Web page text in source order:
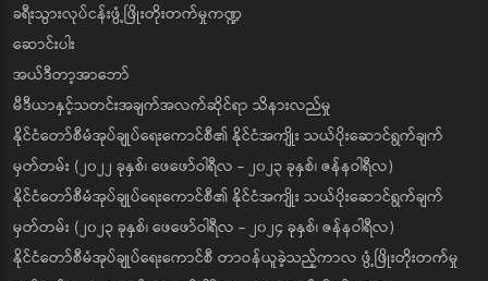
ခရီးသွားလုပ်ငန်းဖွံ့ဖြိုးတိုးတက်မှုကဏ္ဍ
ဆောင်းပါး
အယ်ဒီတာ့အာဘော်
မီဒီယာနှင့်သတင်းအချက်အလက်ဆိုင်ရာ သိနားလည်မှု
နိုင်ငံတော်စီမံအုပ်ချုပ်ရေးကောင်စီ၏ နိုင်ငံအကျိုး သယ်ပိုးဆောင်ရွက်ချက်
မှတ်တမ်း (၂၀၂၂ ခုနှစ်၊ ဖေဖော်ဝါရီလ - ၂၀၂၃ ခုနှစ်၊ ဇန်နဝါရီလ)
နိုင်ငံတော်စီမံအုပ်ချုပ်ရေးကောင်စီ၏ နိုင်ငံအကျိုး သယ်ပိုးဆောင်ရွက်ချက်
မှတ်တမ်း (၂၀၂၃ ခုနှစ်၊ ဖေဖော်ဝါရီလ - ၂၀၂၄ ခုနှစ်၊ ဇန်နဝါရီလ)
နိုင်ငံတော်စီမံအုပ်ချုပ်ရေးကောင်စီ တာဝန်ယူခဲ့သည့်ကာလ ဖွံ့ဖြိုးတိုးတက်မှု